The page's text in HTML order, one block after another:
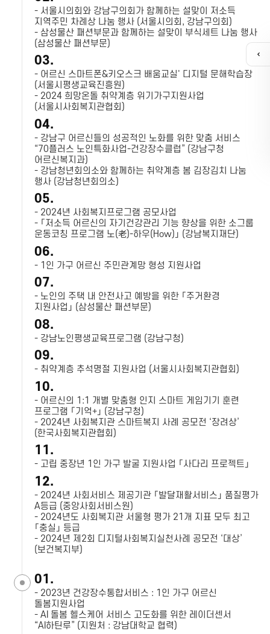
- 서울시의회와 강남구의회가 함께하는 설맞이 저소득
지역주민 차례상 나눔 행사 (서울시의회, 강남구의회)
- 삼성물산 패션부문과 함께하는 설맞이 부식세트 나눔 행사
(삼성물산 패션부문)
03.
- 어르신 스마트폰&키오스크 배움교실' 디지털 문해학습장
(서울시평생교육진흥원)
- 2024 희망온돌 취약계층 위기가구지원사업
(서울시사회복지관협회)
04.
- 강남구 어르신들의 성공적인 노화를 위한 맞춤 서비스
“70플러스 노인특화사업-건강장수클럽” (강남구청
어르신복지과)
- 강남청년회의소와 함께하는 취약계층 봄 김장김치 나눔
행사 (강남청년회의소)
05.
- 2024년 사회복지프로그램 공모사업
- 「저소득 어르신의 자기건강관리 기능 향상을 위한 소그룹
운동코칭 프로그램 노(老)-하우(How)」 (강남복지재단)
06.
- 1인 가구 어르신 주민관계망 형성 지원사업
07.
- 노인의 주택 내 안전사고 예방을 위한 「주거환경
지원사업」 (삼성물산 패션부문)
08.
- 강남노인평생교육프로그램 (강남구청)
09.
- 취약계층 추석명절 지원사업 (서울시사회복지관협회)
10.
- 어르신의 1:1 개별 맞춤형 인지 스마트 게임기기 훈련
프로그램 「기억+」 (강남구청)
- 2024년 사회복지관 스마트복지 사례 공모전 ‘장려상’
(한국사회복지관협회)
11.
- 고립 중장년 1인 가구 발굴 지원사업 「사다리 프로젝트」
12.
- 2024년 사회서비스 제공기관 「발달재활서비스」 품질평가
A등급 (중앙사회서비스원)
- 2024년도 사회복지관 서울형 평가 21개 지표 모두 최고
「충실」 등급
- 2024년 제2회 디지털사회복지실천사례 공모전 ‘대상’
(보건복지부)
01.
- 2023년 건강장수통합서비스 : 1인 가구 어르신
돌봄지원사업
- AI 돌봄 헬스케어 서비스 고도화를 위한 레이더센서
“AI하틴루” (지원처 : 강남대학교 협력)
퀵
메